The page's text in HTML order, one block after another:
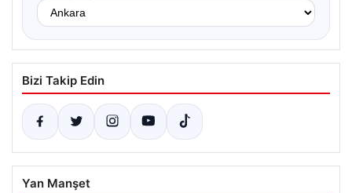
Bizi Takip Edin
Yan Manşet